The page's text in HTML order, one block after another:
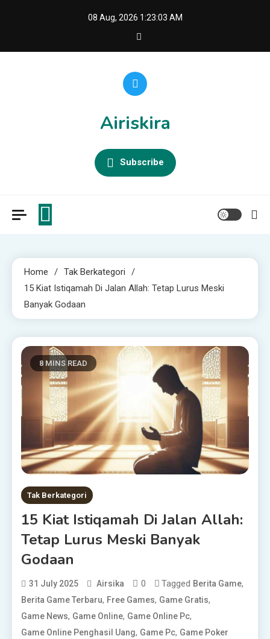
08 Aug, 2026 1:23:05 AM
Airiskira
Subscribe
Home
Tak Berkategori
15 Kiat Istiqamah Di Jalan Allah: Tetap Lurus Meski
Banyak Godaan
8 MINS READ
Tak Berkategori
15 Kiat Istiqamah Di Jalan Allah:
Tetap Lurus Meski Banyak
Godaan
31 July 2025 Airsika 0 Tagged Berita Game,
Berita Game Terbaru, Free Games, Game Gratis,
Game News, Game Online, Game Online Pc,
Game Online Penghasil Uang, Game Pc, Game Poker